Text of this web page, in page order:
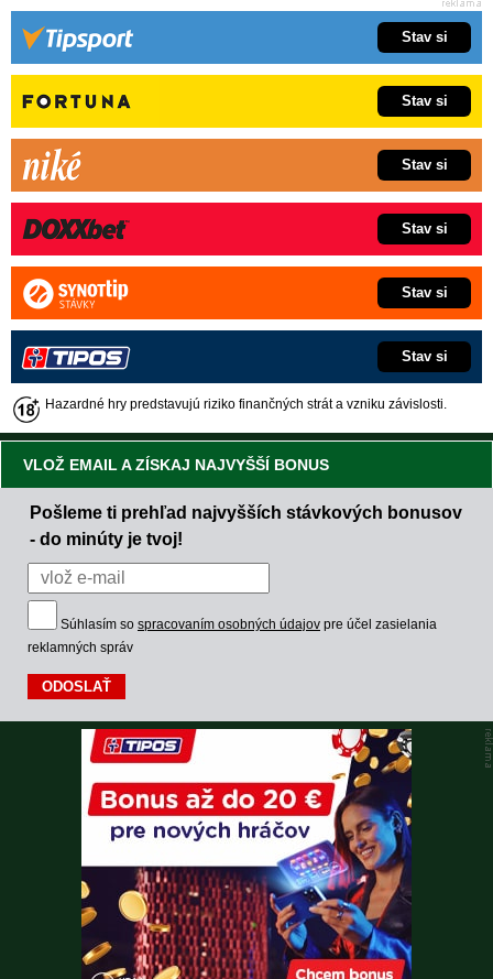
Stav si
Stav si
Stav si
Stav si
Stav si
Stav si
Hazardné hry predstavujú riziko finančných strát a vzniku závislosti.
VLOŽ EMAIL A ZÍSKAJ NAJVYŠŠÍ BONUS
Pošleme ti prehľad najvyšších stávkových bonusov
- do minúty je tvoj!
Súhlasím so spracovaním osobných údajov pre účel zasielania
reklamných správ